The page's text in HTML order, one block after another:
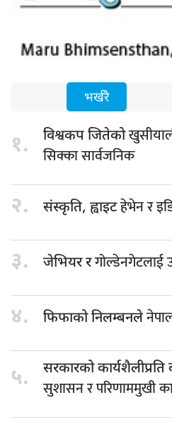
भर्खरै
१. विश्वकप जितेको
सिक्का सार्वजनिक
२. संस्कृति, ह्वाइटहेभेन र
३. जेभियर रगोल्डेनगेटलाई
४. फिफाको निलम्बनले
५. सरकारको कार्यशैलीप्रति
सुशासन र परिणाममुखी